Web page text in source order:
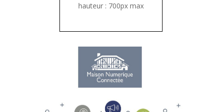
hauteur : 700px max